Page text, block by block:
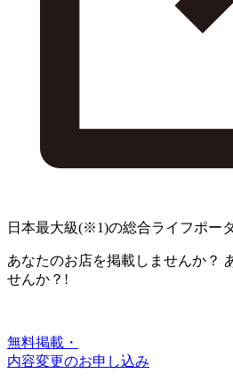
日本最大級(※1)の総合ライフポー
あなたのお店を掲載しませんか？
せんか？!
無料掲載・
内容変更のお申し込み